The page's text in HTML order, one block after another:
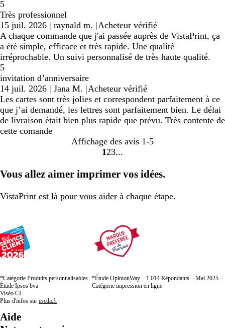
5
Très professionnel
15 juil. 2026 | raynald m. |Acheteur vérifié
A chaque commande que j'ai passée auprès de VistaPrint, ça
a été simple, efficace et très rapide. Une qualité
irréprochable. Un suivi personnalisé de très haute qualité.
5
invitation d’anniversaire
14 juil. 2026 | Jana M. |Acheteur vérifié
Les cartes sont très jolies et correspondent parfaitement à ce
que j’ai demandé, les lettres sont parfaitement bien. Le délai
de livraison était bien plus rapide que prévu. Très contente de
cette comande
Affichage des avis 1-5
Accéder
la
1 Accéder
la
2 Accéder
la
3
Vous allez aimer imprimer vos idées.
VistaPrint est là pour vous aider à chaque étape.
*Catégorie Produits personnalisables
Étude Ipsos bva
Viséo CI
Plus d'infos sur escda.fr
*Étude OpinionWay – 1 014 Répondants – Mai 2025 –
Catégorie impression en ligne
Aide